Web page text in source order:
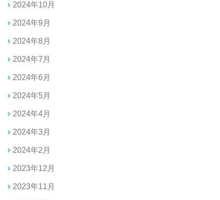
2024年10月
2024年9月
2024年8月
2024年7月
2024年6月
2024年5月
2024年4月
2024年3月
2024年2月
2023年12月
2023年11月